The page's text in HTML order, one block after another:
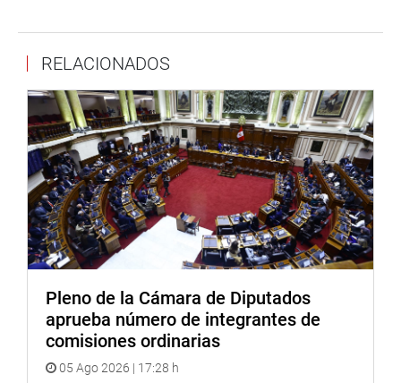
arquitectura colonial donde se exhiben mobiliario y
cuadros que rememoran la independencia de nuestro
país. (AP)
CENTRO DE NOTICIAS
PRENSA-CONGRESO 29-08-18
Puede encontrar más información en nuestra página web
y redes sociales.
RELACIONADOS
Pleno de la Cámara de Diputados
aprueba número de integrantes de
comisiones ordinarias
05 Ago 2026 | 17:28 h